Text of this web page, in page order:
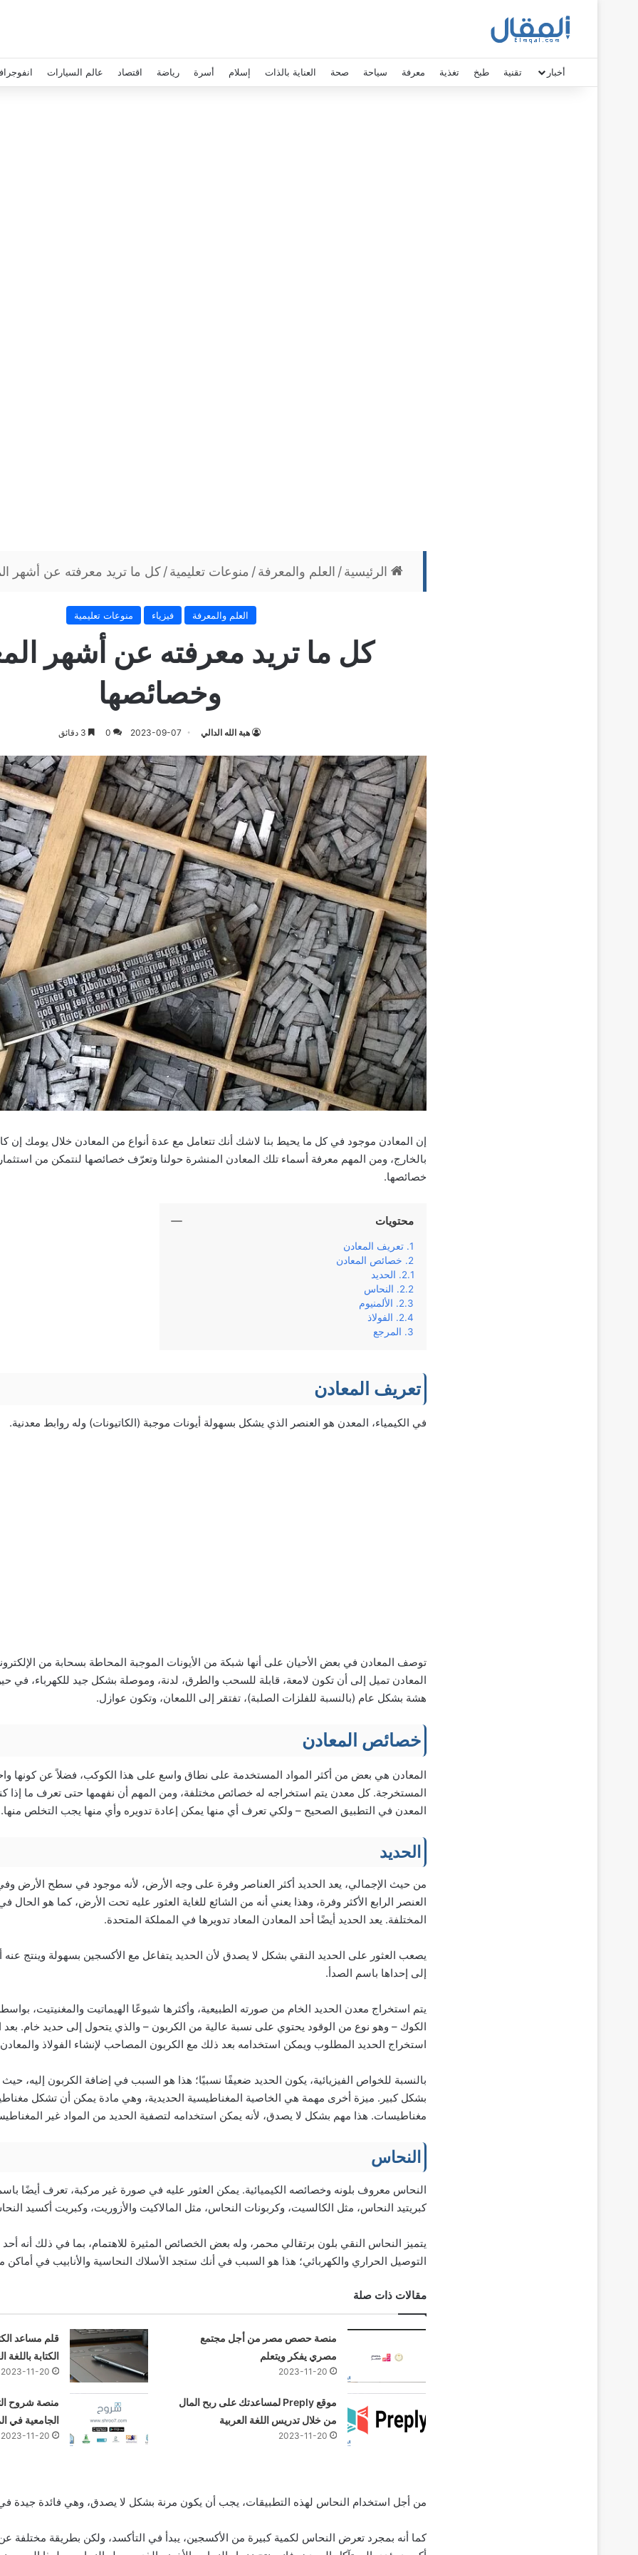
أخبار تقنية طبخ تغذية معرفة سياحة صحة العناية بالذات إسلام أسرة رياضة اقتصاد عالم السيارات
الرئيسية / العلم والمعرفة / منوعات تعليمية / كل ما تريد معرفته عن أشهر
العلم والمعرفة فيزياء منوعات تعليمية
كل ما تريد معرفته عن أشهر
وخصائصها
هبة الله الدالي 2023-09-07
0
إن المعادن موجود في كل ما يحيط بنا لاشك أنك تتعامل مع عدة أنواع من المعادن خلال يومك إن
بالخارج، ومن المهم معرفة أسماء تلك المعادن المنشرة حولنا وتعرّف خصائصها لنتمكن من
خصائصها.
محتويات
تعريف المعادن
خصائص المعادن
الحديد
النحاس
الألمنيوم
الفولاذ
المرجع
تعريف المعادن
في الكيمياء، المعدن هو العنصر الذي يشكل بسهولة أيونات موجبة (الكاتيونات) وله روابط معدنية.
توصف المعادن في بعض الأحيان على أنها شبكة من الأيونات الموجبة المحاطة بسحابة من
المعادن تميل إلى أن تكون لامعة، قابلة للسحب والطرق، لدنة، وموصلة بشكل جيد للكهرباء، في
هشة بشكل عام (بالنسبة للفلزات الصلبة)، تفتقر إلى اللمعان، وتكون عوازل.
خصائص المعادن
المعادن هي بعض من أكثر المواد المستخدمة على نطاق واسع على هذا الكوكب، فضلاً عن كونها
المستخرجة. كل معدن يتم استخراجه له خصائص مختلفة، ومن المهم أن نفهمها حتى تعرف ما إذا
المعدن في التطبيق الصحيح – ولكي تعرف أي منها يمكن إعادة تدويره وأي منها يجب التخلص منها.
الحديد
من حيث الإجمالي، يعد الحديد أكثر العناصر وفرة على وجه الأرض، لأنه موجود في سطح الأرض
العنصر الرابع الأكثر وفرة، وهذا يعني أنه من الشائع للغاية العثور عليه تحت الأرض، كما هو الحال
المختلفة. يعد الحديد أيضًا أحد المعادن المعاد تدويرها في المملكة المتحدة.
يصعب العثور على الحديد النقي بشكل لا يصدق لأن الحديد يتفاعل مع الأكسجين بسهولة وينتج عنه
إلى إحداها باسم الصدأ.
يتم استخراج معدن الحديد الخام من صورته الطبيعية، وأكثرها شيوعًا الهيماتيت والمغنيتيت،
الكوك – وهو نوع من الوقود يحتوي على نسبة عالية من الكربون – والذي يتحول إلى حديد خام. بعد
استخراج الحديد المطلوب ويمكن استخدامه بعد ذلك مع الكربون المصاحب لإنشاء الفولاذ
بالنسبة للخواص الفيزيائية، يكون الحديد ضعيفًا نسبيًا؛ هذا هو السبب في إضافة الكربون إليه،
بشكل كبير. ميزة أخرى مهمة هي الخاصية المغناطيسية الحديدية، وهي مادة يمكن أن تشكل
مغناطيسات. هذا مهم بشكل لا يصدق، لأنه يمكن استخدامه لتصفية الحديد من المواد غير
النحاس
النحاس معروف بلونه وخصائصه الكيميائية. يمكن العثور عليه في صورة غير مركبة، تعرف أيضًا
كبريتيد النحاس، مثل الكالسيت، وكربونات النحاس، مثل المالاكيت والأزوريت، وكبريت أكسيد
يتميز النحاس النقي بلون برتقالي محمر، وله بعض الخصائص المثيرة للاهتمام، بما في ذلك أنه
التوصيل الحراري والكهربائي؛ هذا هو السبب في أنك ستجد الأسلاك النحاسية والأنابيب في أماكن
مقالات ذات صلة
منصة حصص مصر من أجل مجتمع
مصري يفكر ويتعلم
2023-11-20
قلم مساعد
الكتابة
2023-11-20
موقع Preply لمساعدتك على ربح المال
من خلال تدريس اللغة العربية
2023-11-20
منصة شروح
الجامعية في
2023-11-20
من أجل استخدام النحاس لهذه التطبيقات، يجب أن يكون مرنة بشكل لا يصدق، وهي فائدة جيدة في
كما أنه بمجرد تعرض النحاس لكمية كبيرة من الأكسجين، يبدأ في التأكسد، ولكن بطريقة مختلفة عن